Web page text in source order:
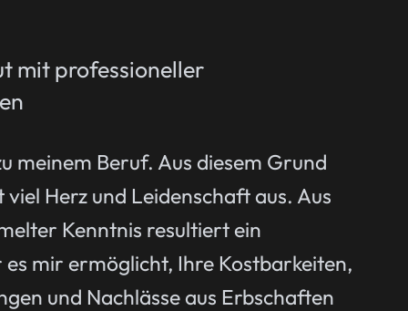
mit professioneller
meinem Beruf. Aus diesem Grund
Herz und Leidenschaft aus. Aus
Kenntnis resultiert ein
mir ermöglicht, Ihre Kostbarkeiten,
und Nachlässe aus Erbschaften